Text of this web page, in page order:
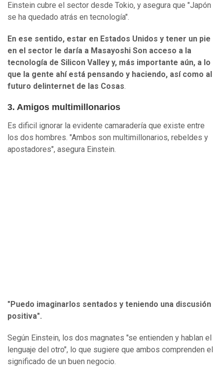
Einstein cubre el sector desde Tokio, y asegura que "Japón
se ha quedado atrás en tecnología".
En ese sentido, estar en Estados Unidos y tener un pie
en el sector le daría a Masayoshi Son acceso a la
tecnología de Silicon Valley y, más importante aún, a lo
que la gente ahí está pensando y haciendo, así como al
futuro del internet de las Cosas.
3. Amigos multimillonarios
Es dificil ignorar la evidente camaradería que existe entre
los dos hombres. "Ambos son multimillonarios, rebeldes y
apostadores", asegura Einstein.
"Puedo imaginarlos sentados y teniendo una discusión
positiva".
Según Einstein, los dos magnates "se entienden y hablan el
lenguaje del otro", lo que sugiere que ambos comprenden el
significado de un buen negocio.